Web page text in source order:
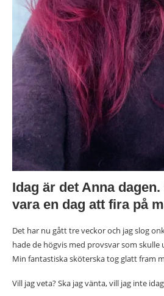
Idag är det Anna dagen.
vara en dag att fira på
Det har nu gått tre veckor och jag slog
hade de högvis med provsvar som
Min fantastiska sköterska tog glatt fram
Vill jag veta? Ska jag vänta, vill jag inte